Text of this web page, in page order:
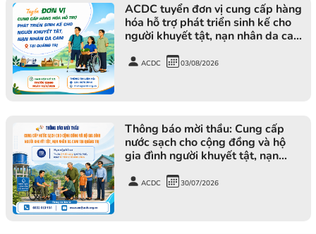
ACDC tuyển đơn vị cung cấp hàng
hóa hỗ trợ phát triển sinh kế cho
người khuyết tật, nạn nhân da cam
ACDC 03/08/2026
Thông báo mời thầu: Cung cấp
nước sạch cho cộng đồng và hộ
gia đình người khuyết tật, nạn
ACDC 30/07/2026